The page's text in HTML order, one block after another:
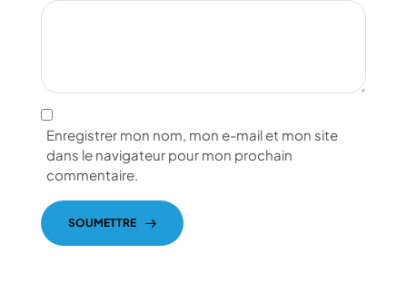
Enregistrer mon nom, mon e-mail et mon site
dans le navigateur pour mon prochain
commentaire.
SOUMETTRE